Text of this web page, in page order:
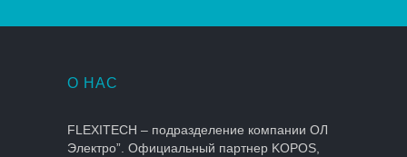
О НАС
FLEXITECH – подразделение компании ОЛ
Электро”. Официальный партнер KOPOS,